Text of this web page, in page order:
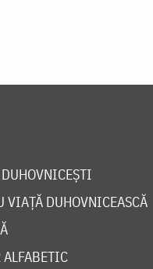
VIAȚĂ DUHOVNICEASCĂ